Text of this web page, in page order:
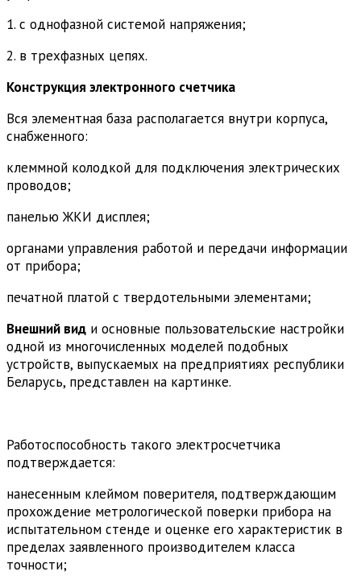
1. с однофазной системой напряжения;
2. в трехфазных цепях.
Конструкция электронного счетчика
Вся элементная база располагается внутри корпуса,
снабженного:
клеммной колодкой для подключения электрических
проводов;
панелью ЖКИ дисплея;
органами управления работой и передачи информации
от прибора;
печатной платой с твердотельными элементами;
Внешний вид и основные пользовательские настройки
одной из многочисленных моделей подобных
устройств, выпускаемых на предприятиях республики
Беларусь, представлен на картинке.
Работоспособность такого электросчетчика
подтверждается:
нанесенным клеймом поверителя, подтверждающим
прохождение метрологической поверки прибора на
испытательном стенде и оценке его характеристик в
пределах заявленного производителем класса
точности;